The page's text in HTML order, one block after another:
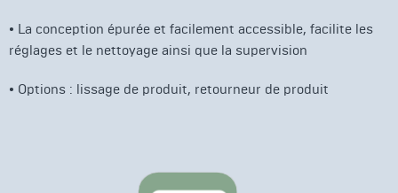
• La conception épurée et facilement accessible, facilite les
réglages et le nettoyage ainsi que la supervision
• Options : lissage de produit, retourneur de produit